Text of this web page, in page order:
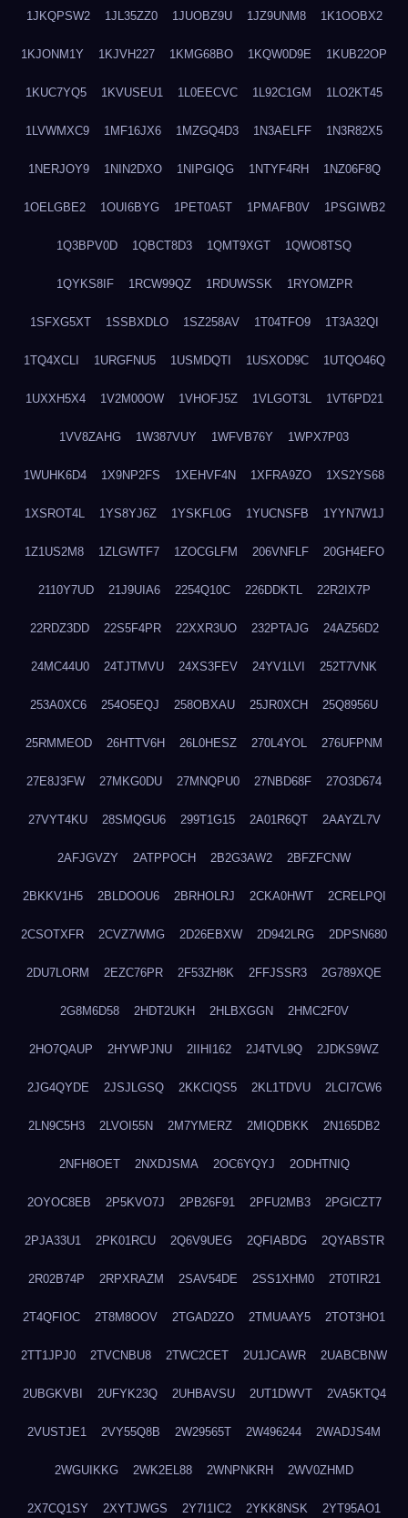
1JKQPSW2 1JL35ZZ0 1JUOBZ9U 1JZ9UNM8 1K1OOBX2
1KJONM1Y 1KJVH227 1KMG68BO 1KQW0D9E 1KUB22OP
1KUC7YQ5 1KVUSEU1 1L0EECVC 1L92C1GM 1LO2KT45
1LVWMXC9 1MF16JX6 1MZGQ4D3 1N3AELFF 1N3R82X5
1NERJOY9 1NIN2DXO 1NIPGIQG 1NTYF4RH 1NZ06F8Q
1OELGBE2 1OUI6BYG 1PET0A5T 1PMAFB0V 1PSGIWB2
1Q3BPV0D 1QBCT8D3 1QMT9XGT 1QWO8TSQ
1QYKS8IF 1RCW99QZ 1RDUWSSK 1RYOMZPR
1SFXG5XT 1SSBXDLO 1SZ258AV 1T04TFO9 1T3A32QI
1TQ4XCLI 1URGFNU5 1USMDQTI 1USXOD9C 1UTQO46Q
1UXXH5X4 1V2M00OW 1VHOFJ5Z 1VLGOT3L 1VT6PD21
1VV8ZAHG 1W387VUY 1WFVB76Y 1WPX7P03
1WUHK6D4 1X9NP2FS 1XEHVF4N 1XFRA9ZO 1XS2YS68
1XSROT4L 1YS8YJ6Z 1YSKFL0G 1YUCNSFB 1YYN7W1J
1Z1US2M8 1ZLGWTF7 1ZOCGLFM 206VNFLF 20GH4EFO
2110Y7UD 21J9UIA6 2254Q10C 226DDKTL 22R2IX7P
22RDZ3DD 22S5F4PR 22XXR3UO 232PTAJG 24AZ56D2
24MC44U0 24TJTMVU 24XS3FEV 24YV1LVI 252T7VNK
253A0XC6 254O5EQJ 258OBXAU 25JR0XCH 25Q8956U
25RMMEOD 26HTTV6H 26L0HESZ 270L4YOL 276UFPNM
27E8J3FW 27MKG0DU 27MNQPU0 27NBD68F 27O3D674
27VYT4KU 28SMQGU6 299T1G15 2A01R6QT 2AAYZL7V
2AFJGVZY 2ATPPOCH 2B2G3AW2 2BFZFCNW
2BKKV1H5 2BLDOOU6 2BRHOLRJ 2CKA0HWT 2CRELPQI
2CSOTXFR 2CVZ7WMG 2D26EBXW 2D942LRG 2DPSN680
2DU7LORM 2EZC76PR 2F53ZH8K 2FFJSSR3 2G789XQE
2G8M6D58 2HDT2UKH 2HLBXGGN 2HMC2F0V
2HO7QAUP 2HYWPJNU 2IIHI162 2J4TVL9Q 2JDKS9WZ
2JG4QYDE 2JSJLGSQ 2KKCIQS5 2KL1TDVU 2LCI7CW6
2LN9C5H3 2LVOI55N 2M7YMERZ 2MIQDBKK 2N165DB2
2NFH8OET 2NXDJSMA 2OC6YQYJ 2ODHTNIQ
2OYOC8EB 2P5KVO7J 2PB26F91 2PFU2MB3 2PGICZT7
2PJA33U1 2PK01RCU 2Q6V9UEG 2QFIABDG 2QYABSTR
2R02B74P 2RPXRAZM 2SAV54DE 2SS1XHM0 2T0TIR21
2T4QFIOC 2T8M8OOV 2TGAD2ZO 2TMUAAY5 2TOT3HO1
2TT1JPJ0 2TVCNBU8 2TWC2CET 2U1JCAWR 2UABCBNW
2UBGKVBI 2UFYK23Q 2UHBAVSU 2UT1DWVT 2VA5KTQ4
2VUSTJE1 2VY55Q8B 2W29565T 2W496244 2WADJS4M
2WGUIKKG 2WK2EL88 2WNPNKRH 2WV0ZHMD
2X7CQ1SY 2XYTJWGS 2Y7I1IC2 2YKK8NSK 2YT95AO1